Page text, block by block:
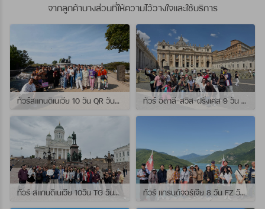
จากลูกค้าบางส่วนที่ให้ความไว้วางใจและใช้บริการ
ทัวร์สแกนดิเนเวีย 10 วัน QR วันที่ 23 กรกฏาคม - 01 สิงหาคม 2569 เดินทางกับไกด์พี่จุ้ย และ พี่กั้ง ทัวร์ อิตาลี-สวิส-ฝรั่งเศส 9 วัน QR วันที่ 24 กรกฏาคม - 01 สิงหาคม 2569 เดินทางกับไกด์พี่เช
ทัวร์ สแกนดิเนเวีย 10วัน TG วันที่ 24 กรกฏาคม - 02 สิงหาคม 2569 เดินทางกับไกด์พี่ยอร์ช ทัวร์ แกรนด์จอร์เจีย 8 วัน FZ วันที่ 26 กรกฎาคม - 02 สิงหาคม 2569 เดินทางกับไกด์พี่โจ๊ก